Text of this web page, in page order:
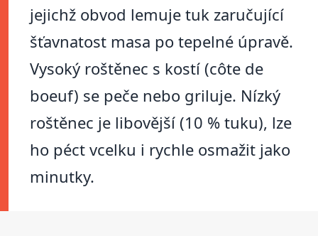
jejichž obvod lemuje tuk zaručující
šťavnatost masa po tepelné úpravě.
Vysoký roštěnec s kostí (côte de
boeuf) se peče nebo griluje. Nízký
roštěnec je libovější (10 % tuku), lze
ho péct vcelku i rychle osmažit jako
minutky.